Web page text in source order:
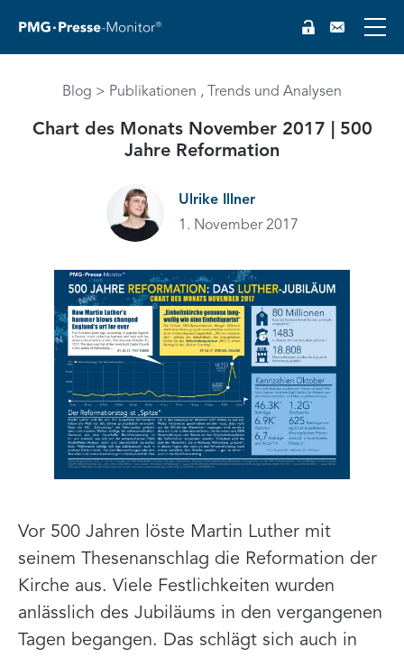
EN
Blog Publikationen Trends und Analysen
Chart des Monats November 2017 | 500
Jahre Reformation
Ulrike Illner
1. November 2017
Vor 500 Jahren löste Martin Luther mit
seinem Thesenanschlag die Reformation der
Kirche aus. Viele Festlichkeiten wurden
anlässlich des Jubiläums in den vergangenen
Tagen begangen. Das schlägt sich auch in